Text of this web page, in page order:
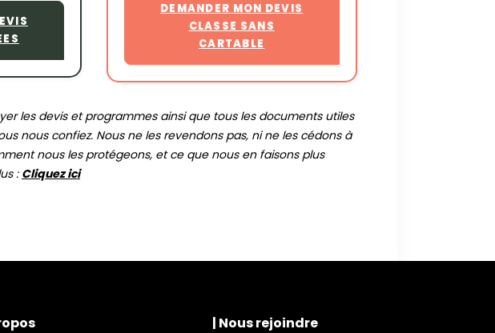
DEMANDER MON DEVIS
CLASSE SANS
CARTABLE
les devis et programmes ainsi que tous les documents utiles
nous confiez. Nous ne les revendons pas, ni ne les cédons à
nous les protégeons, et ce que nous en faisons plus
: Cliquez ici
| Nous rejoindre